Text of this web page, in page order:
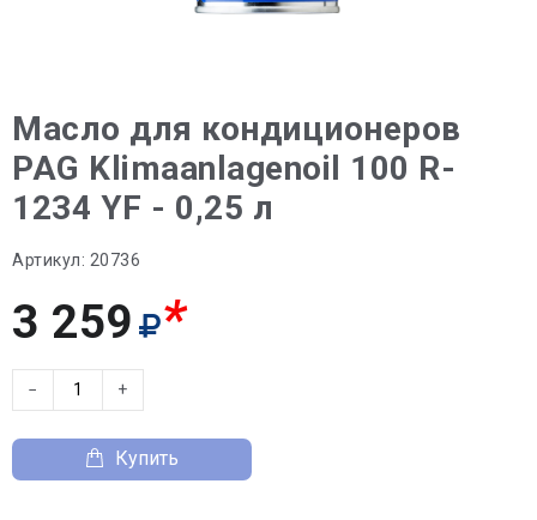
Масло для кондиционеров
PAG Klimaanlagenoil 100 R-
1234 YF - 0,25 л
Артикул: 20736
3 259 *
− +
Купить